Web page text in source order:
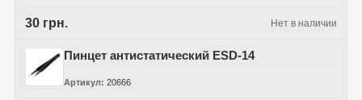
30 грн. Нет в наличии
Пинцет антистатический ESD-14
Артикул 20666